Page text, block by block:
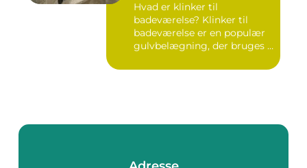
Hvad er klinker til
badeværelse? Klinker til
badeværelse er en populær
gulvbelægning, der bruges i